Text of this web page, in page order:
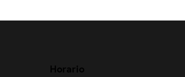
Horario